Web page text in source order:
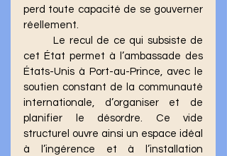
perd toute capacité de se gouverner
réellement.
cet État permet à l’ambassade des
États-Unis à Port-au-Prince, avec le
soutien constant de la communauté
internationale, d’organiser et de
planifier le désordre. Ce vide
structurel ouvre ainsi un espace idéal
à l’ingérence et à l’installation